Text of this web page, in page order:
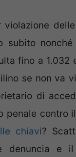
subito nonché
fino a 1.032
se non va
di
contro
chiavi?
denuncia e